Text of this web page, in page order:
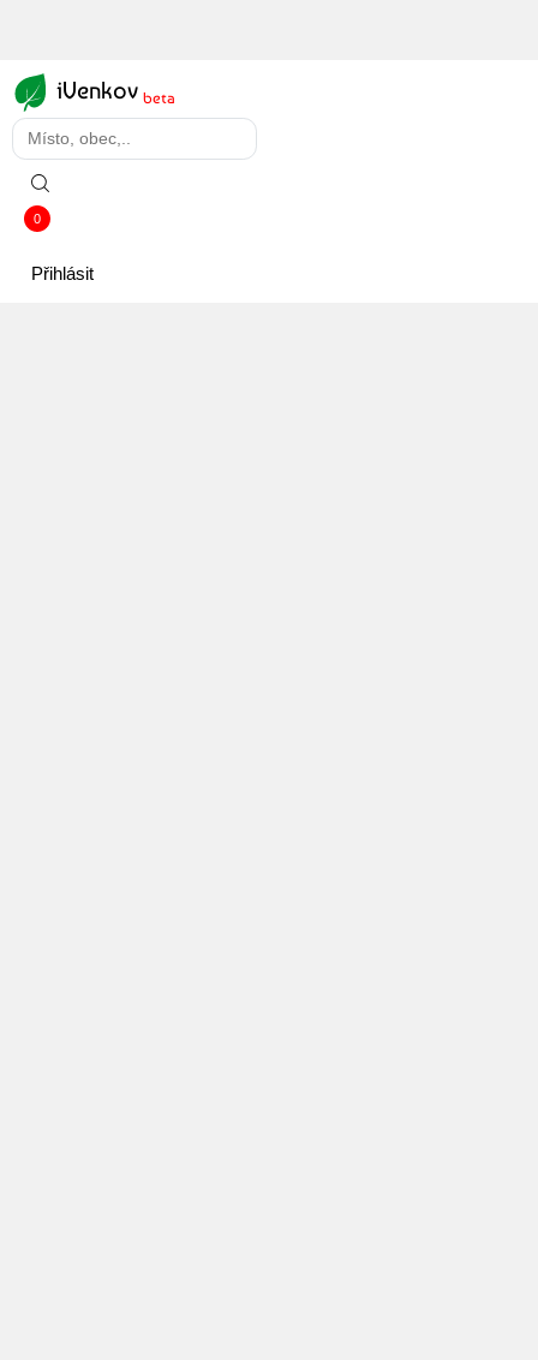
iVenkov beta
0
Přihlásit